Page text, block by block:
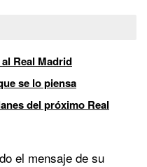
Real Madrid
se lo piensa
del próximo Real
el mensaje de su